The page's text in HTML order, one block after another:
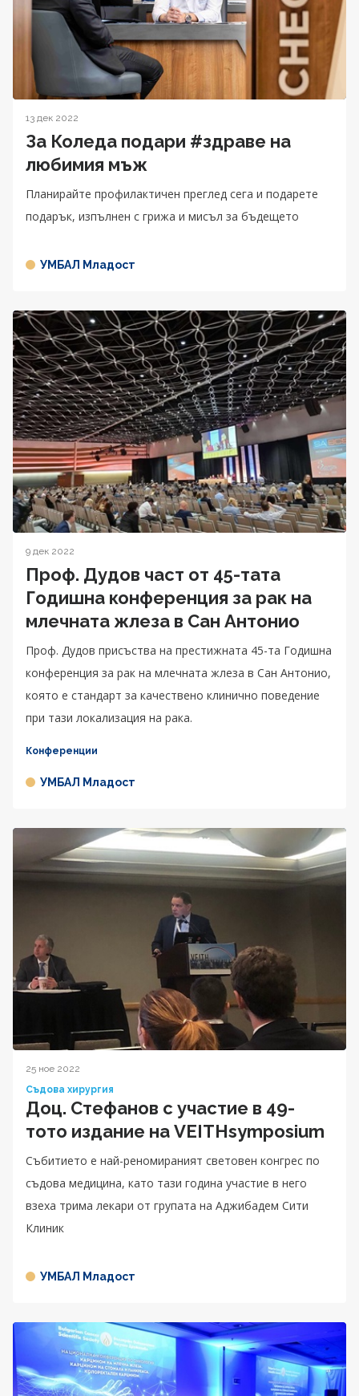
13 дек 2022
За Коледа подари #здраве на
любимия мъж
Планирайте профилактичен преглед сега и подарете
подарък, изпълнен с грижа и мисъл за бъдещето
УМБАЛ Младост
9 дек 2022
Проф. Дудов част от 45-тата
Годишна конференция за рак на
млечната жлеза в Сан Антонио
Проф. Дудов присъства на престижната 45-та Годишна
конференция за рак на млечната жлеза в Сан Антонио,
която е стандарт за качествено клинично поведение
при тази локализация на рака.
Конференции
УМБАЛ Младост
25 ное 2022
Съдова хирургия
Доц. Стефанов с участие в 49-
тото издание на VEITHsymposium
Събитието е най-реномираният световен конгрес по
съдова медицина, като тази година участие в него
взеха трима лекари от групата на Аджибадем Сити
Клиник
УМБАЛ Младост